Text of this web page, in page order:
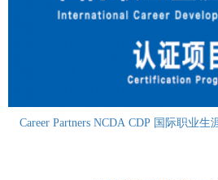
Career Partners NCDA CDP 国际职业生